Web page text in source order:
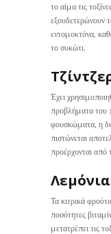
το αίμα τις
εξουδετερώνουν
εντομοκτόνα,
το συκώτι.
Έχει
προβλήματα του
φουσκώματα, η
πιστώνεται
προέρχονται από
Λεμόνια
Τα κιτρικά
ποσότητες
μετατρέπει τις